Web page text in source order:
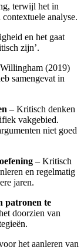
terwijl het in
analyse.
en het gaat
zijn’.
(2019)
samengevat in
– Kritisch denken
vakgebied.
niet goed
– Kritisch
en regelmatig
jaren.
patronen te
doorzien van
het aanleren van